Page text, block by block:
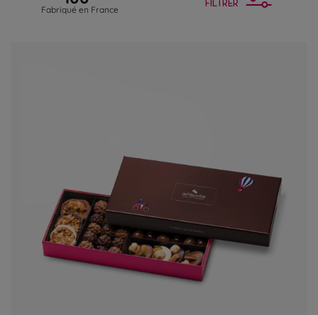
Fabriqué en France
FILTRER